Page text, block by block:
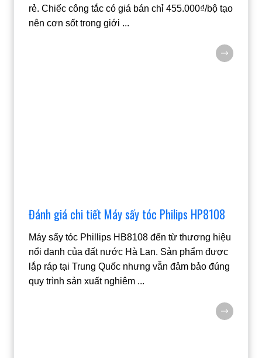
rẻ. Chiếc công tắc có giá bán chỉ 455.000₫/bộ tạo
nên cơn sốt trong giới ...
Đánh giá chi tiết Máy sấy tóc Philips HP8108
Máy sấy tóc Phillips HB8108 đến từ thương hiệu
nổi danh của đất nước Hà Lan. Sản phẩm được
lắp ráp tại Trung Quốc nhưng vẫn đảm bảo đúng
quy trình sản xuất nghiêm ...